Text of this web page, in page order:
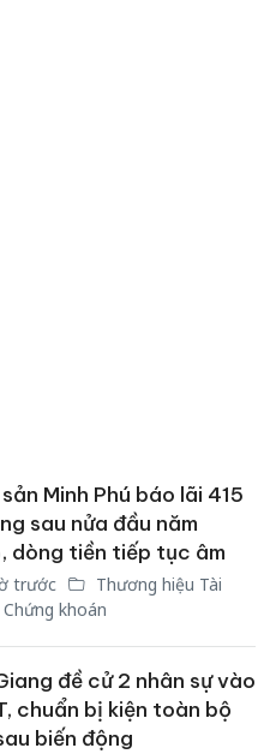
Minh Phú báo lãi 415
sau nửa đầu năm
dòng tiền tiếp tục âm
trước
Thương hiệu Tài
khoán
đề cử 2 nhân sự vào
chuẩn bị kiện toàn bộ
biến động